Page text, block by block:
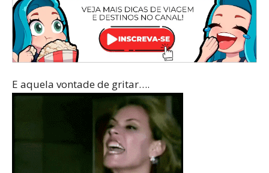
E aquela vontade de gritar….